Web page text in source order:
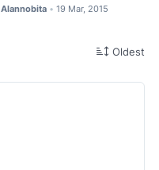
Alannobita • 19 Mar, 2015
Oldest